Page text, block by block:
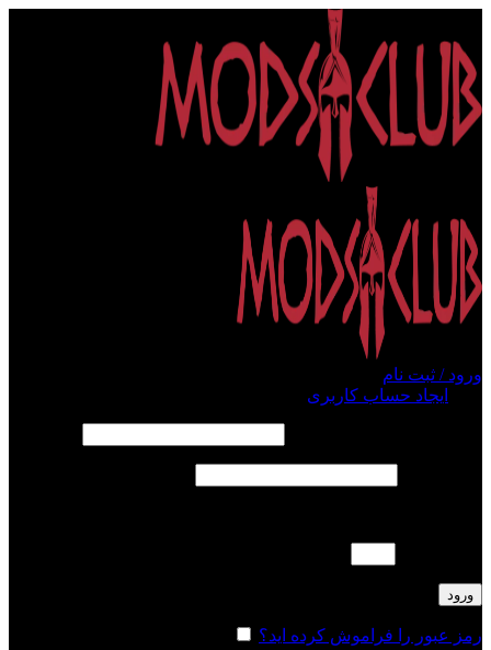
ورود / ثبت نام
ایجاد حساب کاربری
ورود
رمز عبور را فراموش کرده اید؟